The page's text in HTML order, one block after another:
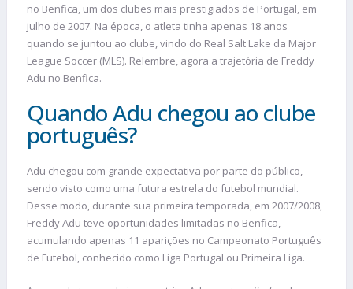
no Benfica, um dos clubes mais prestigiados de Portugal, em
julho de 2007. Na época, o atleta tinha apenas 18 anos
quando se juntou ao clube, vindo do Real Salt Lake da Major
League Soccer (MLS). Relembre, agora a trajetória de Freddy
Adu no Benfica.
Quando Adu chegou ao clube
português?
Adu chegou com grande expectativa por parte do público,
sendo visto como uma futura estrela do futebol mundial.
Desse modo, durante sua primeira temporada, em 2007/2008,
Freddy Adu teve oportunidades limitadas no Benfica,
acumulando apenas 11 aparições no Campeonato Português
de Futebol, conhecido como Liga Portugal ou Primeira Liga.